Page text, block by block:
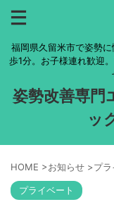
福岡県久留米市で姿勢
歩1分。お子様連れ歓迎
姿勢改善専門
ッ
HOME >お知らせ >プラ
プライベート